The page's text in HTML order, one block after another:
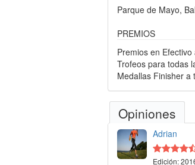
Parque de Mayo,
PREMIOS
Premios en
Trofeos para todas
Medallas Finisher a
Opiniones
Adrian
Edición: